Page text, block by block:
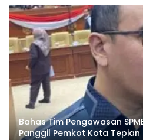
Bahas Tim Pengawasan
Panggil Pemkot Kota Tepian